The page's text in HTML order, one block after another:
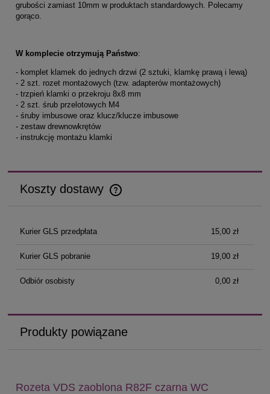
grubości zamiast 10mm w produktach standardowych. Polecamy
gorąco.
W komplecie otrzymują Państwo:
- komplet klamek do jednych drzwi (2 sztuki, klamkę prawą i lewą)
- 2 szt. rozet montażowych (tzw. adapterów montażowych)
- trzpień klamki o przekroju 8x8 mm
- 2 szt. śrub przelotowych M4
- śruby imbusowe oraz klucz/klucze imbusowe
- zestaw drewnowkrętów
- instrukcję montażu klamki
Koszty dostawy
Cena nie zawiera ewentualnych kosztów płatności
Kurier GLS przedpłata 15,00 zł
Kurier GLS pobranie 19,00 zł
Odbiór osobisty 0,00 zł
Produkty powiązane
Rozeta VDS zaoblona R82F czarna WC